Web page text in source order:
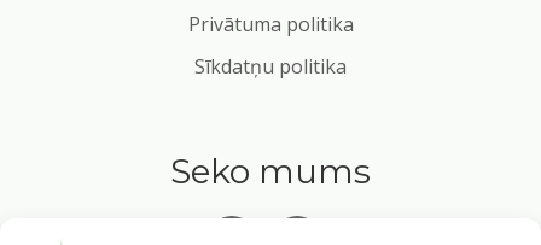
Privātuma politika
Sīkdatņu politika
Seko mums